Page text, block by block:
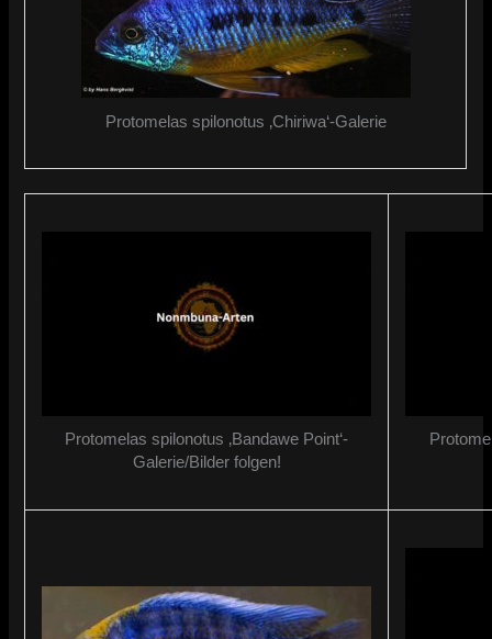
Protomelas spilonotus ‚Chiriwa‘-Galerie
Protomelas spilonotus ‚Bandawe Point‘-
Galerie/Bilder folgen!